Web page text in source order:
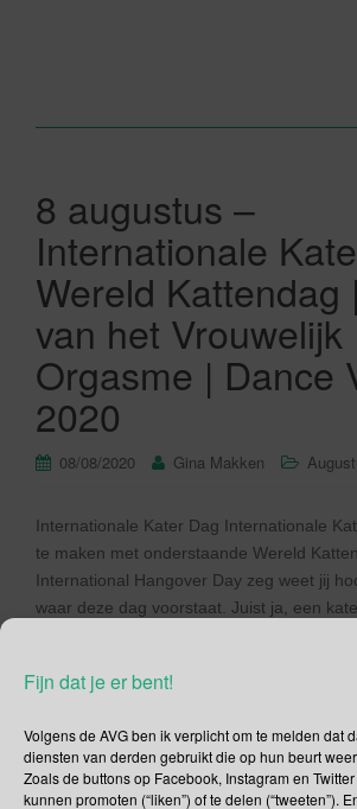
Fijn dat je er bent!
Volgens de AVG ben ik verplicht om te melden dat
diensten van derden gebruikt die op hun beurt
Zoals de buttons op Facebook, Instagram en
kunnen promoten (“liken”) of te delen (“tweeten”).
8 augustus –
Internationale
Wereld Kattendag
van het Vrouwelijk
Orgasme | Dance
2020
08/08/2020 Gina Makken
Internationale Kater Dag Internationale
te maken met onderstaande Wereld
International Hangover Day zeg weet jij
waar deze dag voorstaat. Juist ja, een
[…]